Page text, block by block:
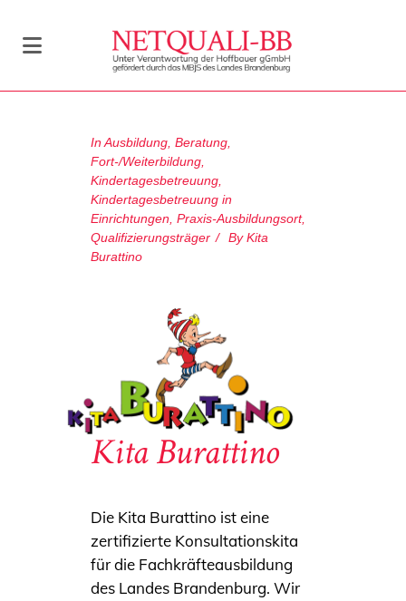
In Ausbildung Beratung
Fort-/Weiterbildung
Kindertagesbetreuung
Kindertagesbetreuung in
Einrichtungen Praxis-Ausbildungsort,
Qualifizierungsträger
By Kita
Burattino
Kita Burattino
Die Kita Burattino ist eine
zertifizierte Konsultationskita
für die Fachkräfteausbildung
des Landes Brandenburg. Wir